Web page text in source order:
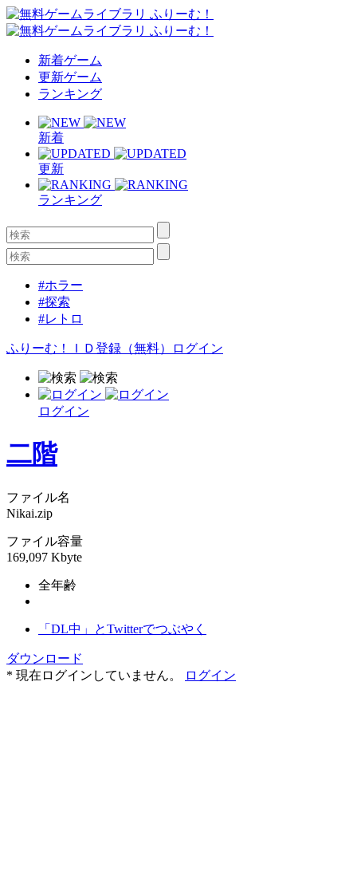
新着ゲーム
更新ゲーム
ランキング
新着
更新
ランキング
#ホラー
#探索
#レトロ
ふりーむ！ＩＤ登録（無料） ログイン
ログイン
二階
ファイル名
Nikai.zip
ファイル容量
169,097 Kbyte
全年齢
「DL中」とTwitterでつぶやく
ダウンロード
* 現在ログインしていません。
ログイン